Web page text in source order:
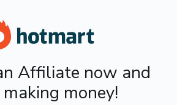
Affiliate now and
money!